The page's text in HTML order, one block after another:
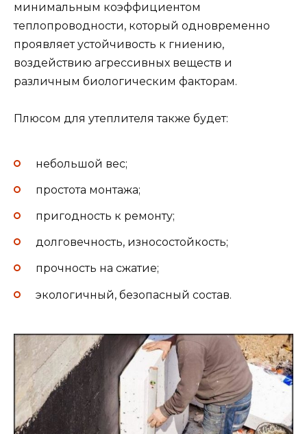
минимальным коэффициентом
теплопроводности, который одновременно
проявляет устойчивость к гниению,
воздействию агрессивных веществ и
различным биологическим факторам.
Плюсом для утеплителя также будет:
небольшой вес;
простота монтажа;
пригодность к ремонту;
долговечность, износостойкость;
прочность на сжатие;
экологичный, безопасный состав.